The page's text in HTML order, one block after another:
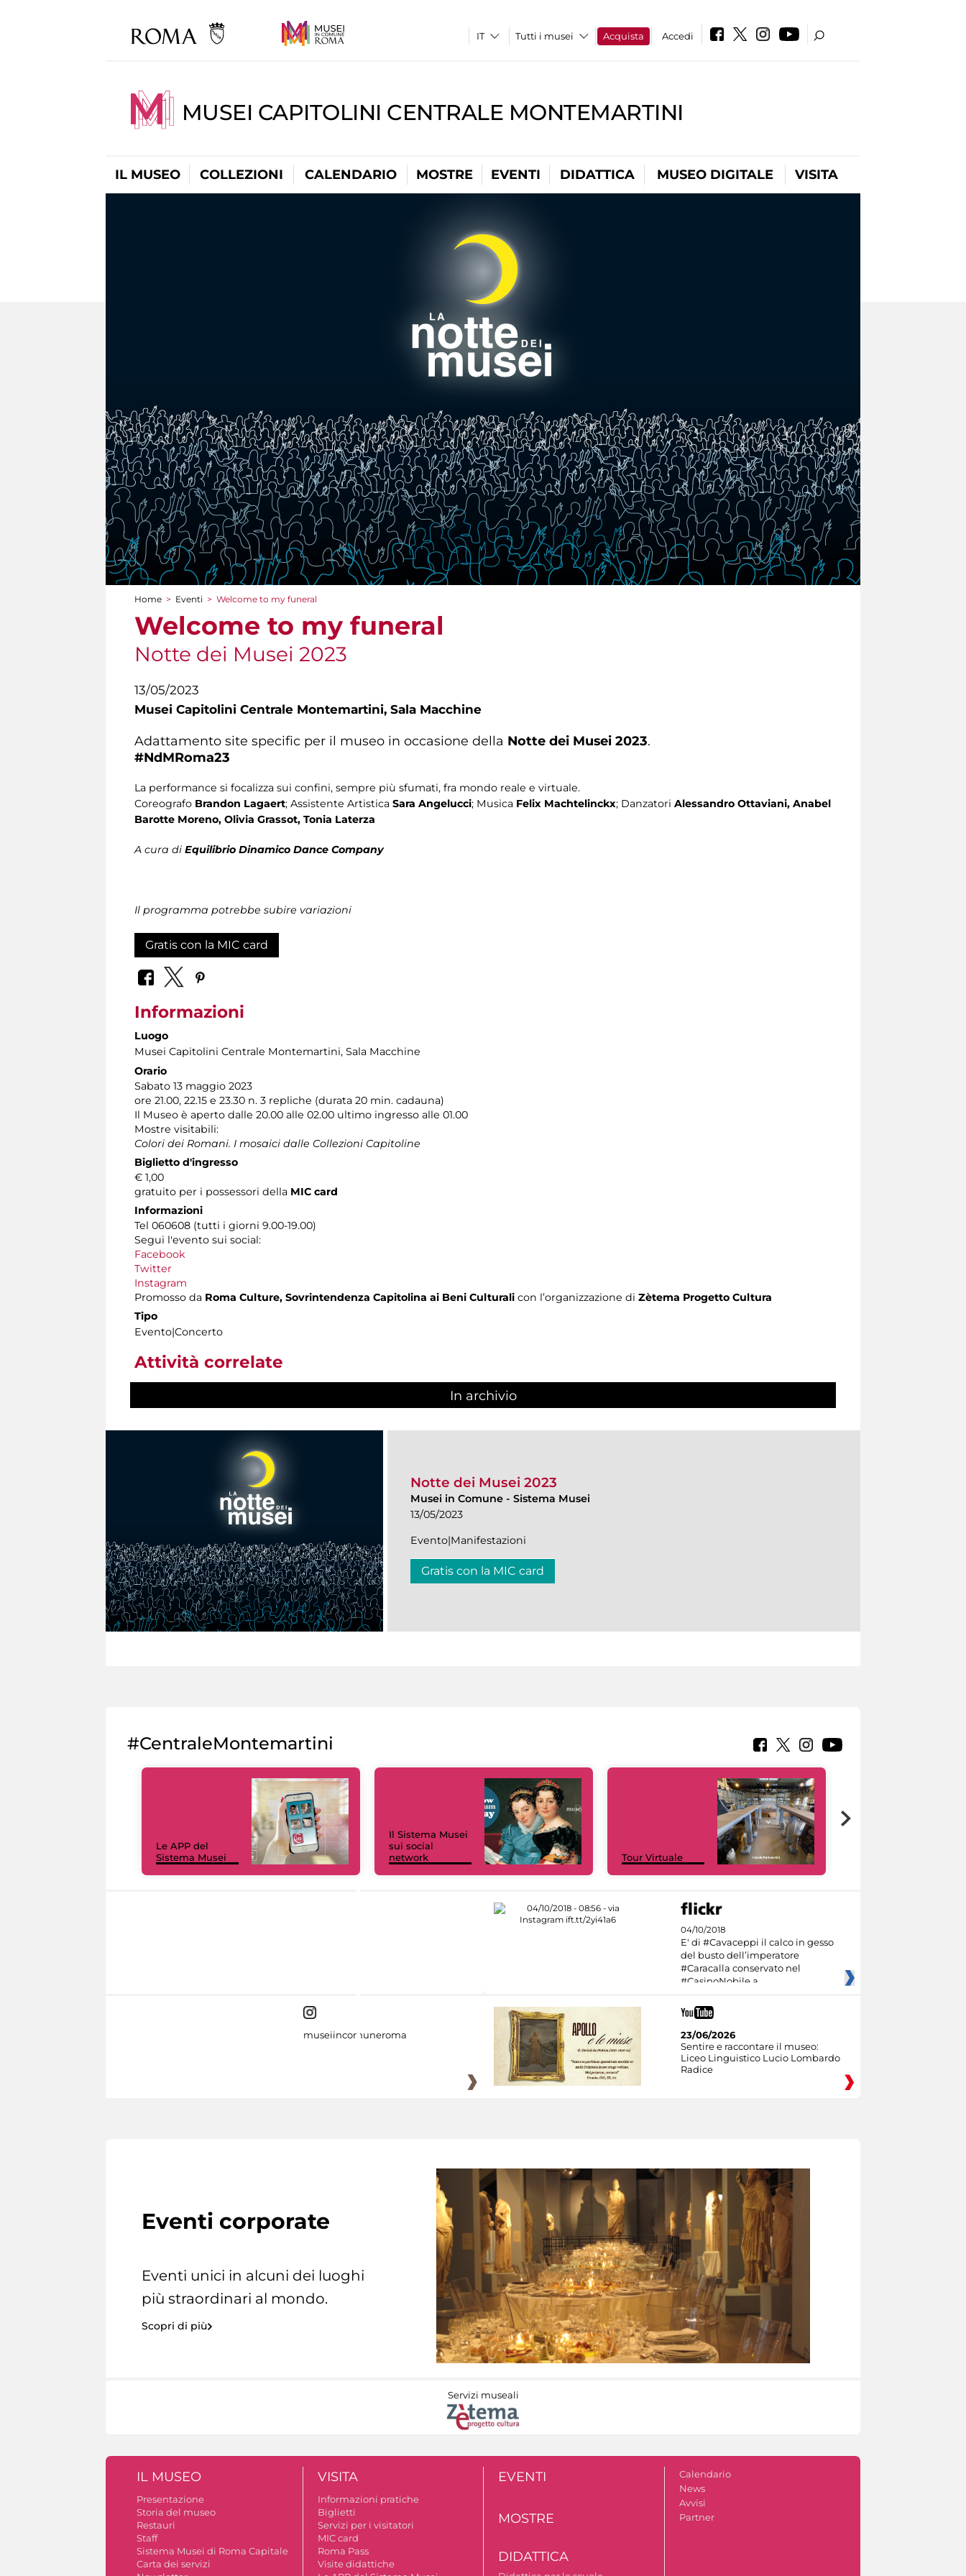
Tutti i musei Acquista Accedi
MUSEI CAPITOLINI CENTRALE MONTEMARTINI
IL MUSEO COLLEZIONI CALENDARIO MOSTRE EVENTI DIDATTICA MUSEO DIGITALE VISITA
Tu sei qui
Home > Eventi > Welcome to my funeral
Welcome to my funeral
Notte dei Musei 2023
13/05/2023
Musei Capitolini Centrale Montemartini, Sala Macchine
Adattamento site specific per il museo in occasione della Notte dei Musei 2023.
#NdMRoma23
La performance si focalizza sui confini, sempre più sfumati, fra mondo reale e virtuale.
Coreografo Brandon Lagaert; Assistente Artistica Sara Angelucci; Musica Felix Machtelinckx; Danzatori Alessandro Ottaviani, Anabel
Barotte Moreno, Olivia Grassot, Tonia Laterza
A cura di Equilibrio Dinamico Dance Company
Il programma potrebbe subire variazioni
Gratis con la MIC card
Informazioni
Luogo
Musei Capitolini Centrale Montemartini, Sala Macchine
Orario
Sabato 13 maggio 2023
ore 21.00, 22.15 e 23.30 n. 3 repliche (durata 20 min. cadauna)
Il Museo è aperto dalle 20.00 alle 02.00 ultimo ingresso alle 01.00
Mostre visitabili:
Colori dei Romani. I mosaici dalle Collezioni Capitoline
Biglietto d'ingresso
€ 1,00
gratuito per i possessori della MIC card
Informazioni
Tel 060608 (tutti i giorni 9.00-19.00)
Segui l'evento sui social:
Facebook
Twitter
Instagram
Promosso da Roma Culture, Sovrintendenza Capitolina ai Beni Culturali con l’organizzazione di Zètema Progetto Cultura
Tipo
Evento|Concerto
Attività correlate
In archivio
Notte dei Musei 2023
Musei in Comune - Sistema Musei
13/05/2023
Evento|Manifestazioni
Gratis con la MIC card
#CentraleMontemartini
Le APP del
Sistema Musei
Il Sistema Musei
sui social
network
Tour Virtuale
04/10/2018
E' di #Cavaceppi il calco in gesso
del busto dell’imperatore
#Caracalla conservato nel
#CasinoNobile a
museiincomuneroma
23/06/2026
Sentire e raccontare il museo:
Liceo Linguistico Lucio Lombardo
Radice
Eventi corporate
Eventi unici in alcuni dei luoghi
più straordinari al mondo.
Scopri di più
Servizi museali
IL MUSEO
Presentazione
Storia del museo
Restauri
Staff
Sistema Musei di Roma Capitale
Carta dei servizi
VISITA
Informazioni pratiche
Biglietti
Servizi per i visitatori
MIC card
Roma Pass
Visite didattiche
EVENTI
MOSTRE
DIDATTICA
Calendario
News
Avvisi
Partner